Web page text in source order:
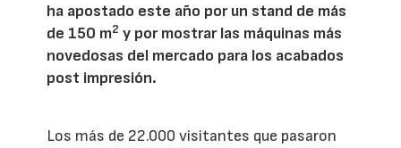
ha apostado este año por un stand de más
de 150 m2 y por mostrar las máquinas más
novedosas del mercado para los acabados
post impresión.
Los más de 22.000 visitantes que pasaron